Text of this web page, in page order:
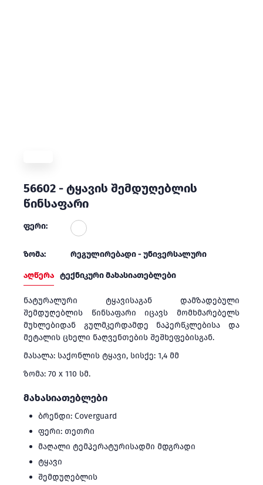
56602 - ტყავის შემდუღებლის
წინსაფარი
ფერი:
ზომა: რეგულირებადი - უნივერსალური
აღწერა ტექნიკური მახასიათებლები
ნატურალური ტყავისაგან დამზადებული
შემდუღებლის წინსაფარი იცავს მომხმარებელს
მუხლებიდან გულმკერდამდე ნაპერწკლებისა და
მეტალის ცხელი ნაღვენთების შეშხეფებისგან.
მასალა: საქონლის ტყავი, სისქე: 1,4 მმ
ზომა: 70 x 110 სმ.
მახასიათებლები
ბრენდი: Coverguard
ფერი: თეთრი
მაღალი ტემპერატურისადმი მდგრადი
ტყავი
შემდუღებლის